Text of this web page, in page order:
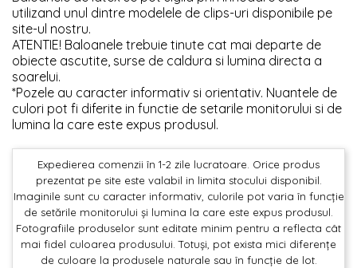
utilizand unul dintre modelele de clips-uri disponibile pe
site-ul nostru.
ATENTIE! Baloanele trebuie tinute cat mai departe de
obiecte ascutite, surse de caldura si lumina directa a
soarelui.
*Pozele au caracter informativ si orientativ. Nuantele de
culori pot fi diferite in functie de setarile monitorului si de
lumina la care este expus produsul.
Expedierea comenzii în 1-2 zile lucratoare. Orice produs
prezentat pe site este valabil in limita stocului disponibil.
Imaginile sunt cu caracter informativ, culorile pot varia în funcție
de setările monitorului și lumina la care este expus produsul.
Fotografiile produselor sunt editate minim pentru a reflecta cât
mai fidel culoarea produsului. Totuși, pot exista mici diferențe
de culoare la produsele naturale sau în funcție de lot.